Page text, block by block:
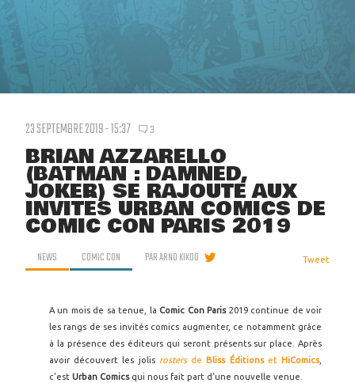
23 SEPTEMBRE 2019 - 15:37 3
BRIAN AZZARELLO
(BATMAN : DAMNED,
JOKER) SE RAJOUTE AUX
INVITÉS URBAN COMICS DE
COMIC CON PARIS 2019
NEWS COMIC CON PARARNO KIKOO Tweet
A un mois de sa tenue, la Comic Con Paris 2019 continue de voir
les rangs de ses invités comics augmenter, ce notamment grâce
à la présence des éditeurs qui seront présents sur place. Après
avoir découvert les jolis rosters deBliss Éditions et HiComics,
c'est Urban Comics qui nous fait part d'une nouvelle venue.